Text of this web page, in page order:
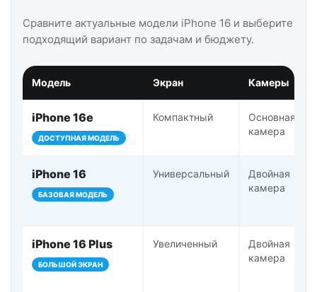
Сравните актуальные модели iPhone 16 и выберите
подходящий вариант по задачам и бюджету.
Модель Экран Камеры
iPhone 16e
ДОСТУПНАЯ МОДЕЛЬ
Компактный
Основная
камера
iPhone 16
БАЗОВАЯ МОДЕЛЬ
Универсальный
Двойная
камера
iPhone 16 Plus
БОЛЬШОЙ ЭКРАН
Увеличенный
Двойная
камера